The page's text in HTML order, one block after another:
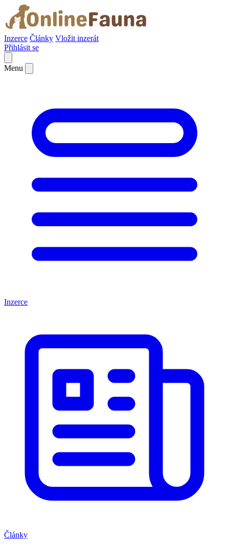
Inzerce Články Vložit inzerát
Přihlásit se
Menu
Inzerce
Články